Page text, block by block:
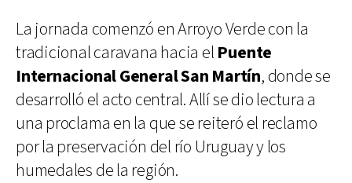
La jornada comenzó en Arroyo Verde con la
tradicional caravana hacia el Puente
Internacional General San Martín, donde se
desarrolló el acto central. Allí se dio lectura a
una proclama en la que se reiteró el reclamo
por la preservación del río Uruguay y los
humedales de la región.